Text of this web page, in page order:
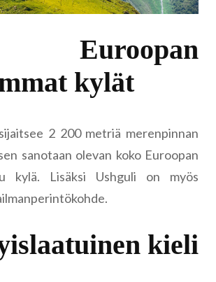
kylät
2 200 metriä merenpinnan
sanotaan olevan koko Euroopan
kylä. Lisäksi Ushguli on myös
kieli